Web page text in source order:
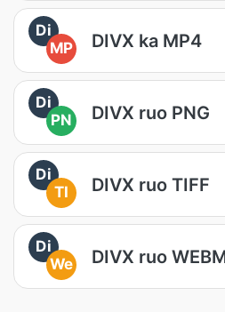
Di
MP
DIVX ka MP4
Di
PN
DIVX ruo PNG
Di
TI
DIVX ruo TIFF
Di
We
DIVX ruo